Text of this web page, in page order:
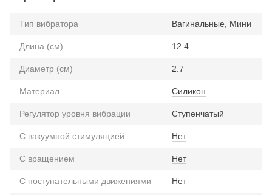
Тип вибратора Вагинальные Мини
Длина (см) 12.4
Диаметр (см) 2.7
Материал Силикон
Регулятор уровня вибрации Ступенчатый
С вакуумной стимуляцией Нет
С вращением Нет
С поступательными движениями Нет